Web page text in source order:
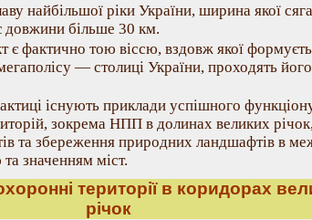
найбільшої ріки України, ширина якої
довжини більше 30 км.
є фактично тою віссю, вздовж якої
— столиці України, проходять його
існують приклади успішного
зокрема НПП в долинах великих
та збереження природних ландшафтів в
значенням міст.
території в коридорах
річок